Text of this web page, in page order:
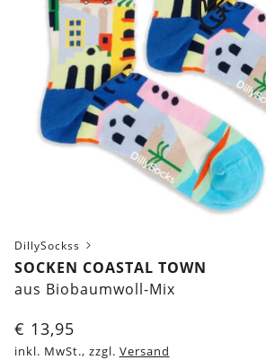
DillySockss
SOCKEN COASTAL TOWN
aus Biobaumwoll-Mix
€ 13,95
inkl. MwSt., zzgl. Versand